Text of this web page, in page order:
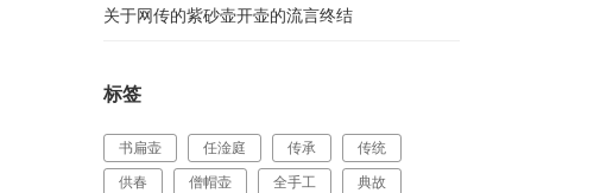
关于网传的紫砂壶开壶的流言终结
标签
书扁壶 任淦庭 传承
传统
供春
僧帽壶 全手工
典故